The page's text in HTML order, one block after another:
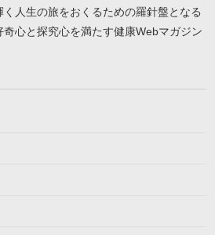
人生の旅をおくるための羅針盤となる
心と探究心を満たす健康Webマガジン